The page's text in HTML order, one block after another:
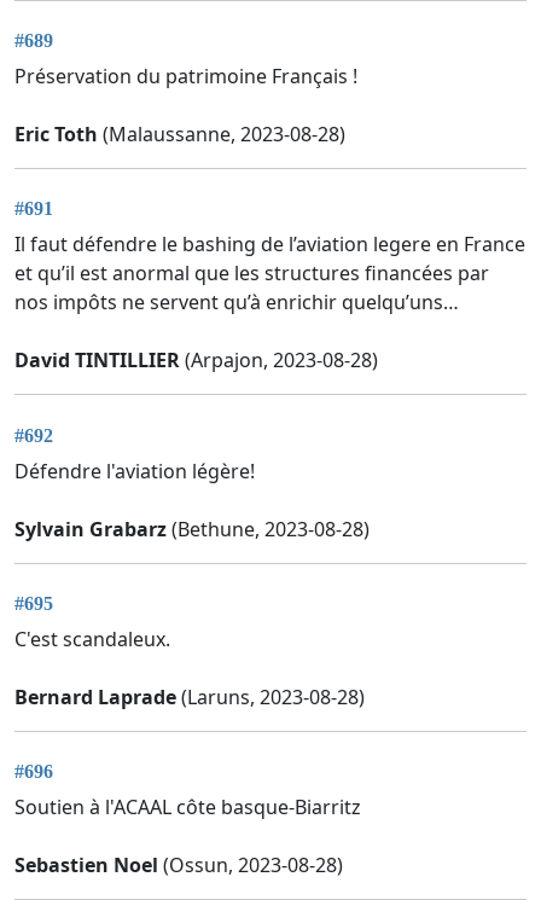
#689
Préservation du patrimoine Français !
Eric Toth (Malaussanne, 2023-08-28)
#691
Il faut défendre le bashing de l’aviation legere en France
et qu’il est anormal que les structures financées par
nos impôts ne servent qu’à enrichir quelqu’uns…
David TINTILLIER(Arpajon, 2023-08-28)
#692
Défendre l'aviation légère!
Sylvain Grabarz(Bethune, 2023-08-28)
#695
C'est scandaleux.
Bernard Laprade(Laruns, 2023-08-28)
#696
Soutien à l'ACAAL côte basque-Biarritz
Sebastien Noel (Ossun, 2023-08-28)